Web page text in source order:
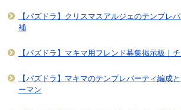
【パズドラ】クリスマスアルジェのテンプレ
補
【パズドラ】マキマ用フレンド募集掲示板｜
【パズドラ】マキマのテンプレパーティ編成
ーマン